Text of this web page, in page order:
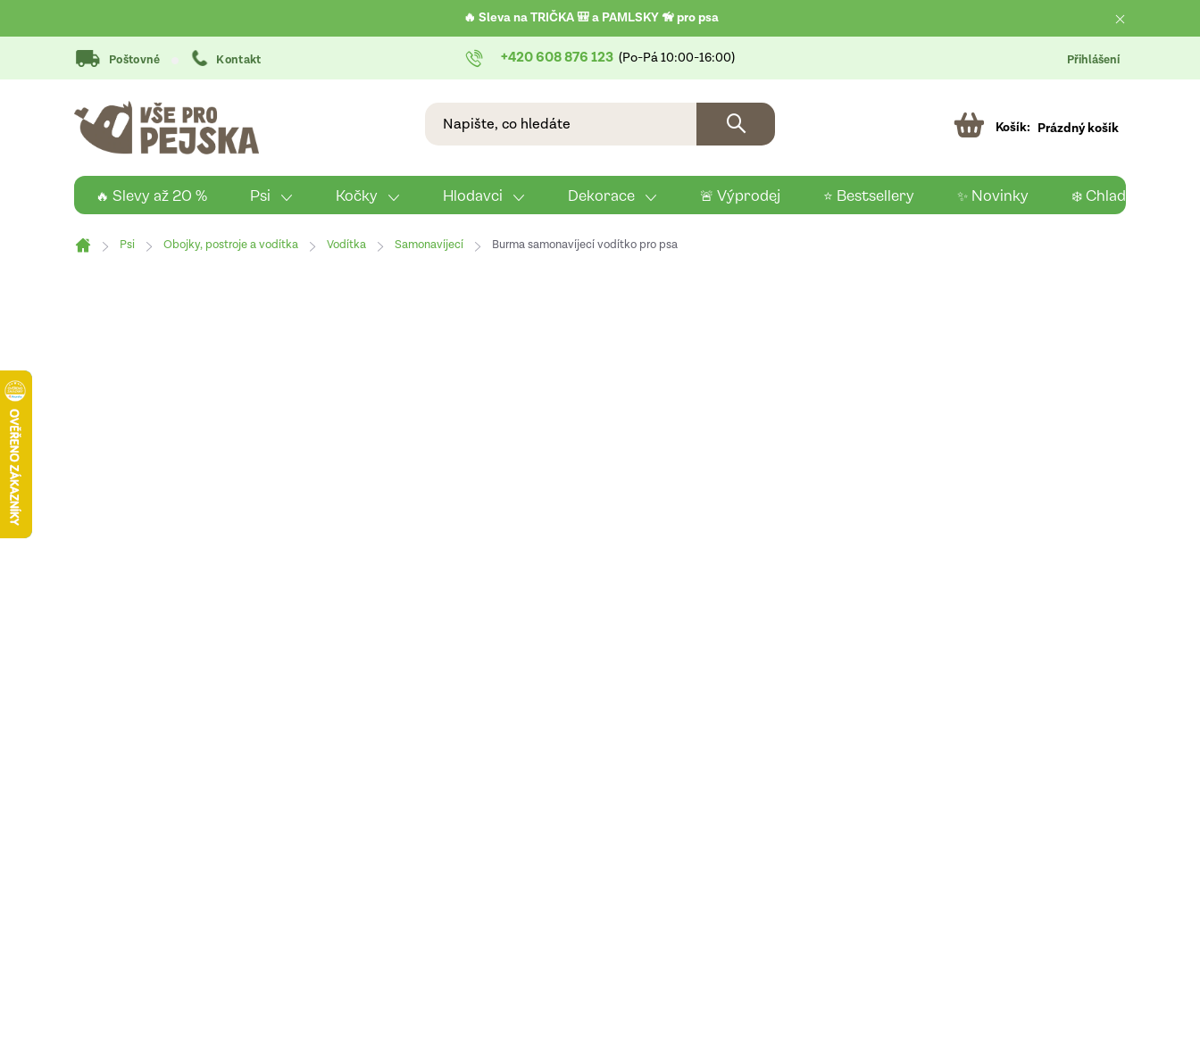
na
🔥 Sleva na TRIČKA 🎒 a PAMLSKY 🦮 pro psa
+420 608 876 123
Poštovné Kontakt Přihlášení
Prázdný košík
🔥 Slevy až 20 % Psi Kočky Hlodavci Dekorace 🚨 Výprodej ⭐ Bestsellery ✨ Novinky ❄️ Chladící
Domů
Psi Obojky, postroje a vodítka Vodítka Samonavíjecí Burma samonavíjecí vodítko pro psa